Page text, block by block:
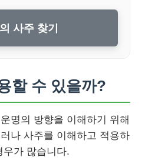
사주 찾기
할 수 있을까?
명의 방향을 이해하기 위해
나 사주를 이해하고 적용하
우가 많습니다.